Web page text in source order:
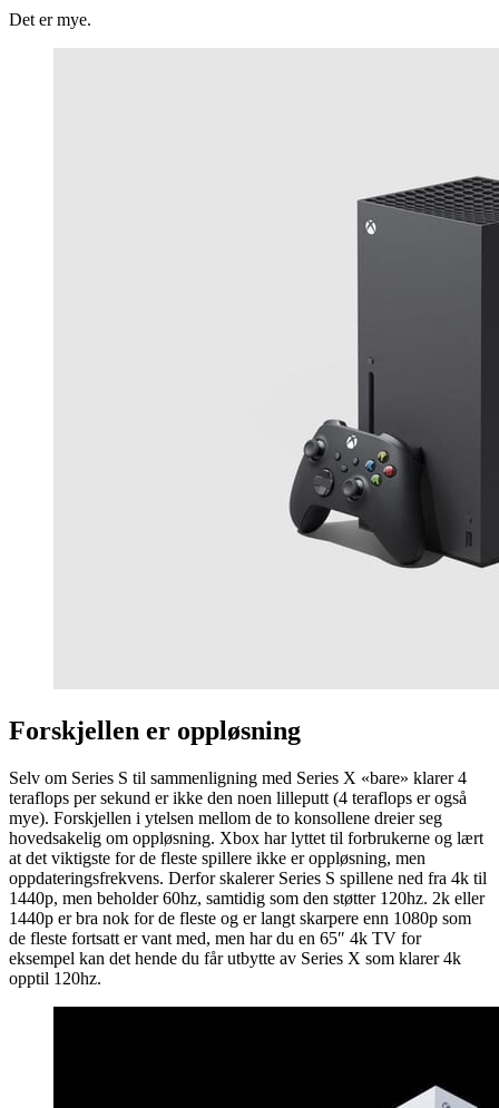
Det er mye.
Forskjellen er oppløsning
Selv om Series S til sammenligning med Series X «bare» klarer 4
teraflops per sekund er ikke den noen lilleputt (4 teraflops er også
mye). Forskjellen i ytelsen mellom de to konsollene dreier seg
hovedsakelig om oppløsning. Xbox har lyttet til forbrukerne og lært
at det viktigste for de fleste spillere ikke er oppløsning, men
oppdateringsfrekvens. Derfor skalerer Series S spillene ned fra 4k til
1440p, men beholder 60hz, samtidig som den støtter 120hz. 2k eller
1440p er bra nok for de fleste og er langt skarpere enn 1080p som
de fleste fortsatt er vant med, men har du en 65″ 4k TV for
eksempel kan det hende du får utbytte av Series X som klarer 4k
opptil 120hz.